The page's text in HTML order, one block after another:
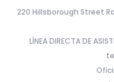
220 Hillsborough Street
LÍNEA DIRECTA DE